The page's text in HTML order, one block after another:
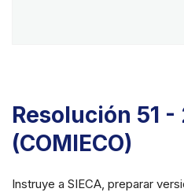
Resolución 51
(COMIECO)
Instruye a SIECA, preparar